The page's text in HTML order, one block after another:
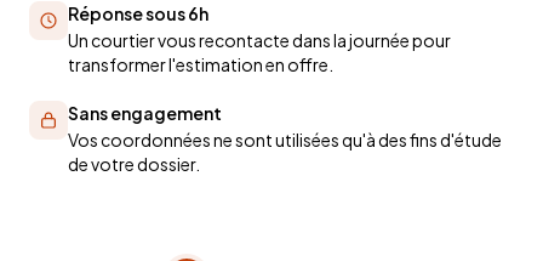
Réponse sous 6h
Un courtier vous recontacte dans la journée pour
transformer l'estimation en offre.
Sans engagement
Vos coordonnées ne sont utilisées qu'à des fins d'étude
de votre dossier.